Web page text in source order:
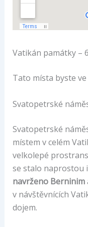
Vatikán památky –
Tato místa byste
Svatopetrské
Svatopetrské
místem v celém
velkolepé
se stalo naprostou
navrženo Berninim
v návštěvnících
dojem.